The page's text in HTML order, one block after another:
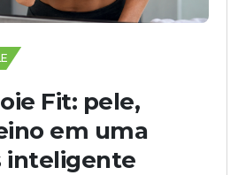
Fit: pele,
em uma
inteligente